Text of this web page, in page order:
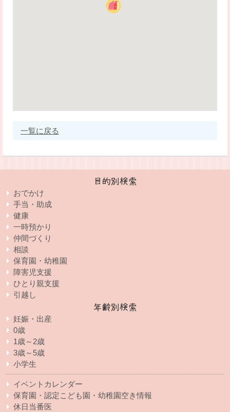
一覧に戻る
目的別検索
おでかけ
手当・助成
健康
一時預かり
仲間づくり
相談
保育園・幼稚園
障害児支援
ひとり親支援
引越し
年齢別検索
妊娠・出産
0歳
1歳～2歳
3歳～5歳
小学生
イベントカレンダー
保育園・認定こども園・幼稚園空き情報
休日当番医